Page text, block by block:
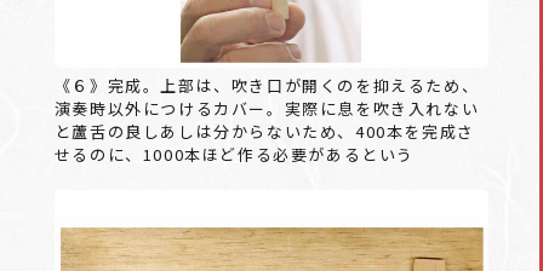
《６》完成。上部は、吹き口が開くのを抑えるため、
演奏時以外につけるカバー。実際に息を吹き入れない
と蘆舌の良しあしは分からないため、400本を完成さ
せるのに、1000本ほど作る必要があるという